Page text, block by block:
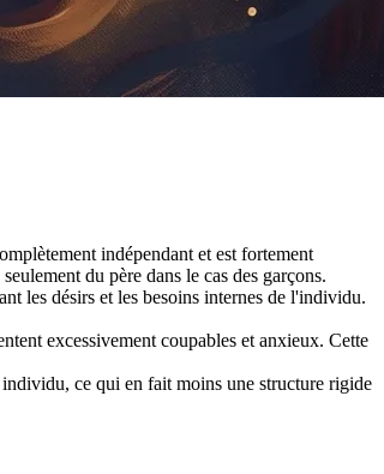
indépendant et est fortement
du père dans le cas des garçons.
les désirs et les besoins internes de l'individu.
excessivement coupables et anxieux. Cette
ce qui en fait moins une structure rigide